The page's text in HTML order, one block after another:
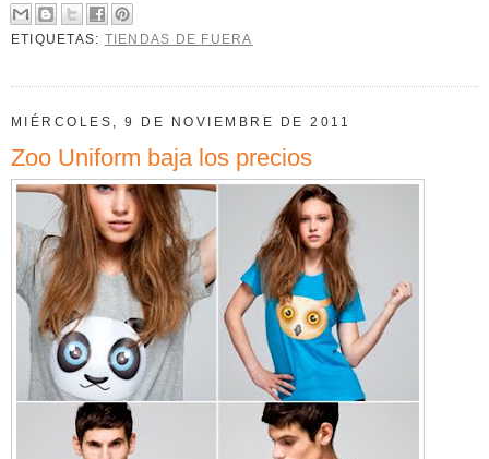
ETIQUETAS: TIENDAS DE FUERA
MIÉRCOLES, 9 DE NOVIEMBRE DE 2011
Zoo Uniform baja los precios